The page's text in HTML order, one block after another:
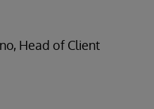
Head of Client